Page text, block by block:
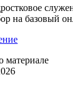
на базовый
материале